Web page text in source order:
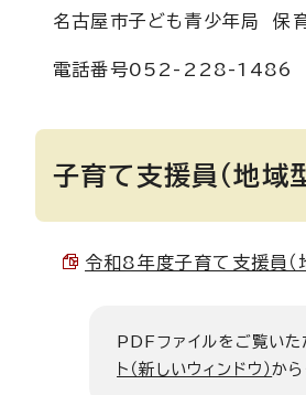
名古屋市子ども青少年局 保
電話番号052-228-1486
子育て支援員（地域
令和8年度子育て支援員
PDFファイルをご覧いた
ト（新しいウィンドウ）から